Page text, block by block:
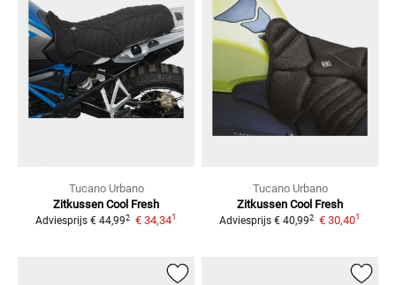
Tucano Urbano
Zitkussen Cool Fresh
Adviesprijs € 44,992 € 34,341
Tucano Urbano
Zitkussen Cool Fresh
Adviesprijs € 40,992 € 30,401